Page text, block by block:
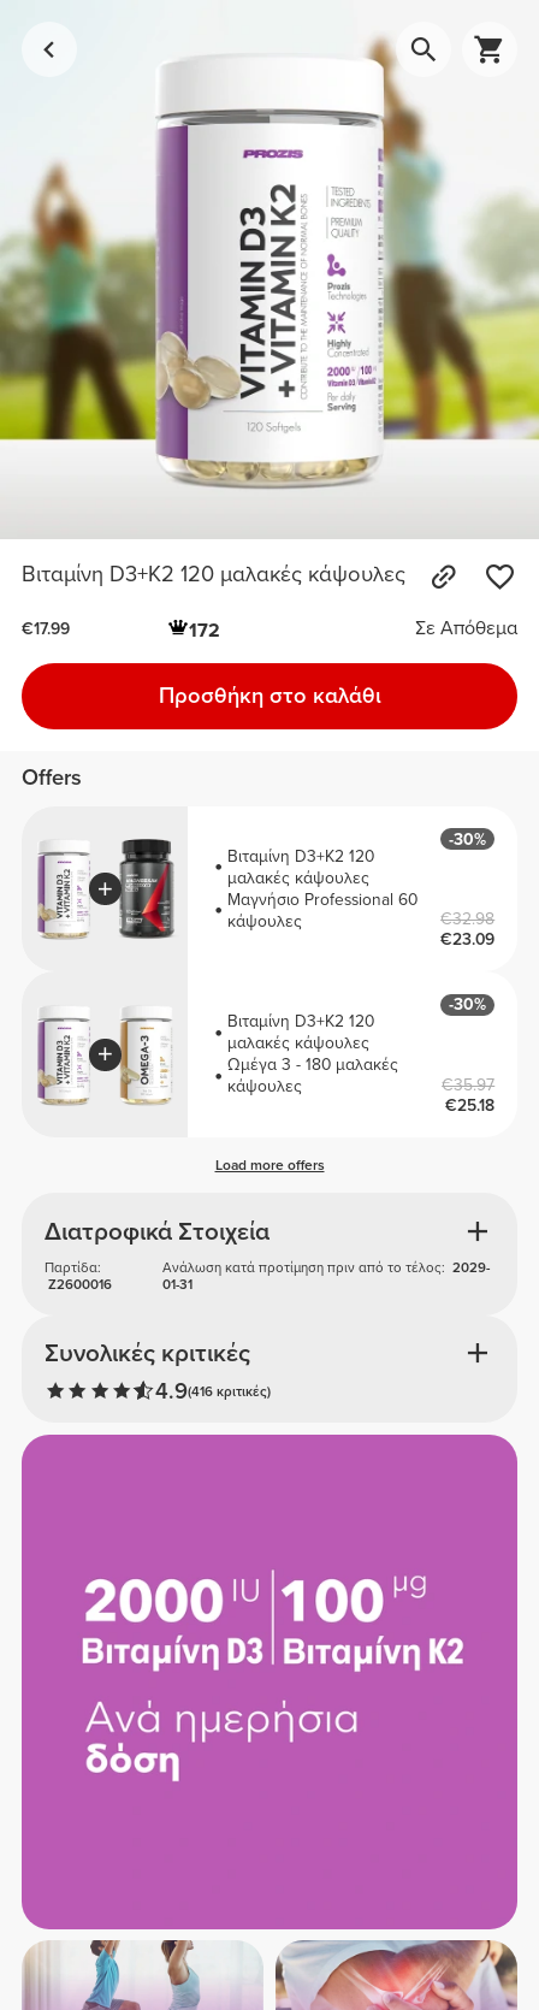
Βιταμίνη D3+K2 120 μαλακές κάψουλες
€17.99 172 Σε Απόθεμα
Προσθήκη στο καλάθι
Offers
Βιταμίνη D3+K2 120
μαλακές κάψουλες
Μαγνήσιο Professional 60
κάψουλες
-30%
€32.98
€23.09
Βιταμίνη D3+K2 120
μαλακές κάψουλες
Ωμέγα 3 - 180 μαλακές
κάψουλες
-30%
€35.97
€25.18
Load more offers
Διατροφικά Στοιχεία
Παρτίδα:
Z2600016
Ανάλωση κατά προτίμηση πριν από το τέλος: 2029-
01-31
Συνολικές κριτικές
4.9(416 κριτικές)